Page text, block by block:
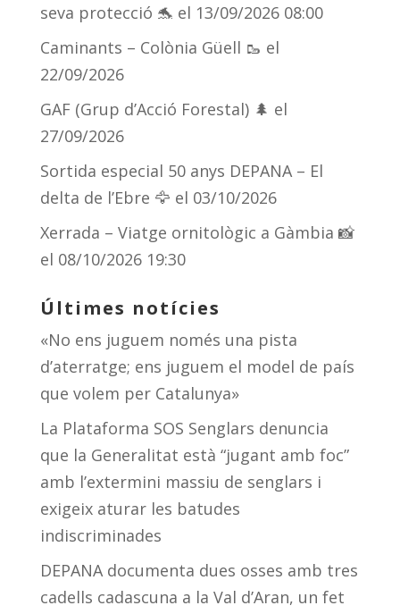
ix
seva protecció 🐬 el 13/09/2026 08:00
Caminants – Colònia Güell 🥾 el
22/09/2026
GAF (Grup d’Acció Forestal) 🌲 el
27/09/2026
Sortida especial 50 anys DEPANA – El
delta de l’Ebre 🦅 el 03/10/2026
Xerrada – Viatge ornitològic a Gàmbia 📸
el 08/10/2026 19:30
Últimes notícies
«No ens juguem només una pista
d’aterratge; ens juguem el model de país
que volem per Catalunya»
La Plataforma SOS Senglars denuncia
que la Generalitat està “jugant amb foc”
amb l’extermini massiu de senglars i
exigeix aturar les batudes
indiscriminades
DEPANA documenta dues osses amb tres
cadells cadascuna a la Val d’Aran, un fet